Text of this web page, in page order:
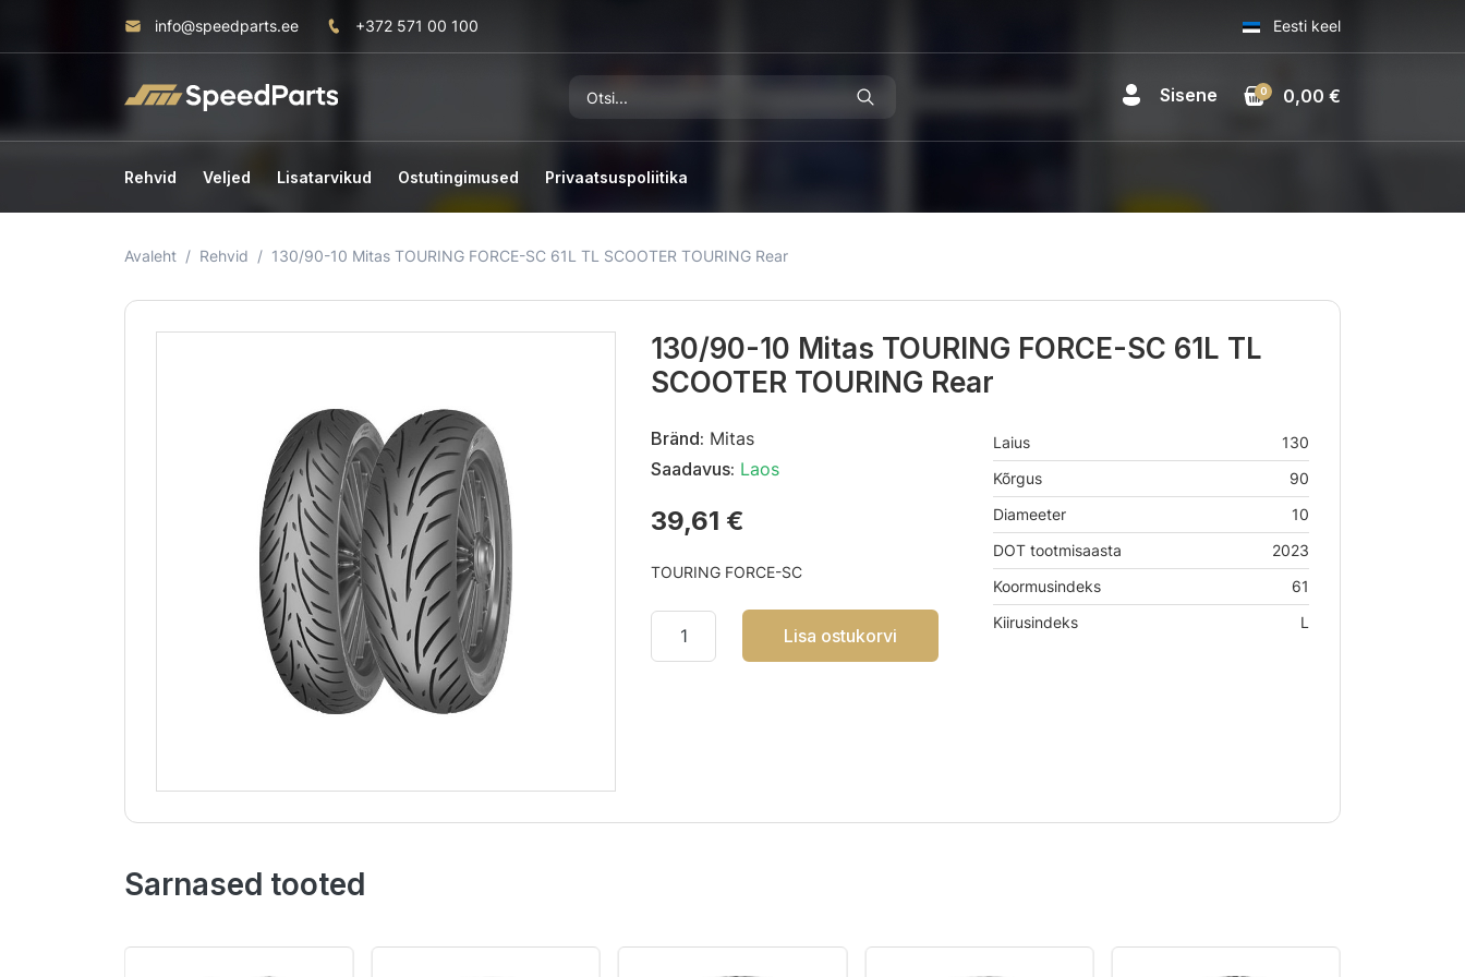
info@speedparts.ee +372 571 00 100 Eesti keel
Sisene 0,00 €
0
Rehvid Veljed Lisatarvikud Ostutingimused Privaatsuspoliitika
Avaleht Rehvid 130/90-10 Mitas TOURING FORCE-SC 61L TL SCOOTER TOURING Rear
130/90-10 Mitas TOURING FORCE-SC 61L TL
SCOOTER TOURING Rear
Bränd: Mitas
Saadavus: Laos
39,61 €
TOURING FORCE-SC
Lisa ostukorvi
Laius
130
Kõrgus
90
Diameeter
10
DOT tootmisaasta
2023
Koormusindeks
61
Kiirusindeks
L
Sarnased tooted